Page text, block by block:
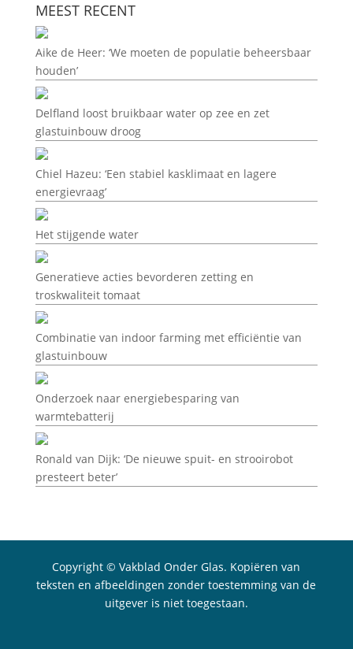
MEEST RECENT
Aike de Heer: ‘We moeten de populatie beheersbaar
houden’
Delfland loost bruikbaar water op zee en zet
glastuinbouw droog
Chiel Hazeu: ‘Een stabiel kasklimaat en lagere
energievraag’
Het stijgende water
Generatieve acties bevorderen zetting en
troskwaliteit tomaat
Combinatie van indoor farming met efficiëntie van
glastuinbouw
Onderzoek naar energiebesparing van
warmtebatterij
Ronald van Dijk: ‘De nieuwe spuit- en strooirobot
presteert beter’
Copyright © Vakblad Onder Glas. Kopiëren van
teksten en afbeeldingen zonder toestemming van de
uitgever is niet toegestaan.